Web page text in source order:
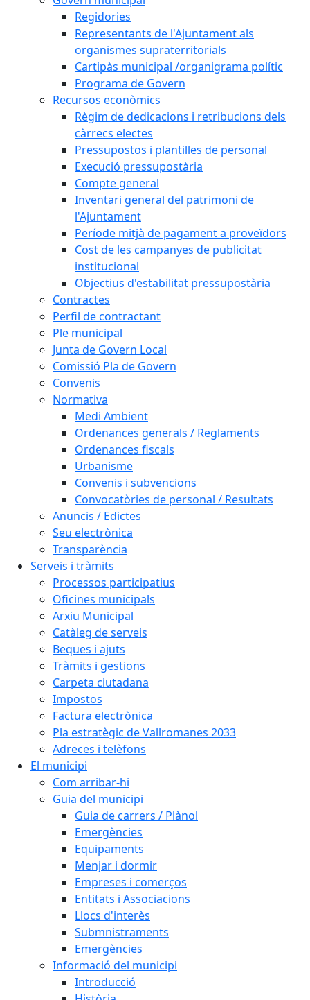
Regidories
Representants de l'Ajuntament als
organismes supraterritorials
Cartipàs municipal /organigrama polític
Programa de Govern
Recursos econòmics
Règim de dedicacions i retribucions dels
càrrecs electes
Pressupostos i plantilles de personal
Execució pressupostària
Compte general
Inventari general del patrimoni de
l'Ajuntament
Període mitjà de pagament a proveïdors
Cost de les campanyes de publicitat
institucional
Objectius d'estabilitat pressupostària
Contractes
Perfil de contractant
Ple municipal
Junta de Govern Local
Comissió Pla de Govern
Convenis
Normativa
Medi Ambient
Ordenances generals / Reglaments
Ordenances fiscals
Urbanisme
Convenis i subvencions
Convocatòries de personal / Resultats
Anuncis / Edictes
Seu electrònica
Transparència
Serveis i tràmits
Processos participatius
Oficines municipals
Arxiu Municipal
Catàleg de serveis
Beques i ajuts
Tràmits i gestions
Carpeta ciutadana
Impostos
Factura electrònica
Pla estratègic de Vallromanes 2033
Adreces i telèfons
El municipi
Com arribar-hi
Guia del municipi
Guia de carrers / Plànol
Emergències
Equipaments
Menjar i dormir
Empreses i comerços
Entitats i Associacions
Llocs d'interès
Submnistraments
Emergències
Informació del municipi
Introducció